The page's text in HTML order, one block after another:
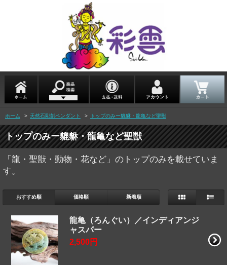
ホーム > 天然石彫刻ペンダント > トップのみー貔貅・龍亀など聖獣
トップのみー貔貅・龍亀など聖獣
「龍・聖獣・動物・花など」のトップのみを載せていま
す。
おすすめ順 価格順 新着順
龍亀（ろんぐい）／インディアンジ
ャスパー
2,500円